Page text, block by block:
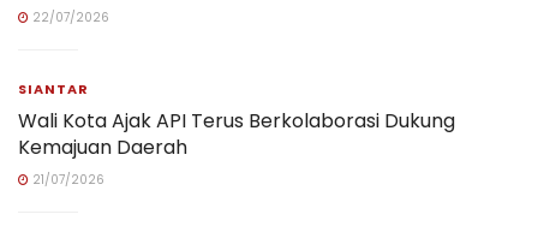
22/07/2026
SIANTAR
Wali Kota Ajak API Terus Berkolaborasi Dukung
Kemajuan Daerah
21/07/2026